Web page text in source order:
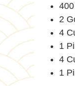
2
4
1
4
1